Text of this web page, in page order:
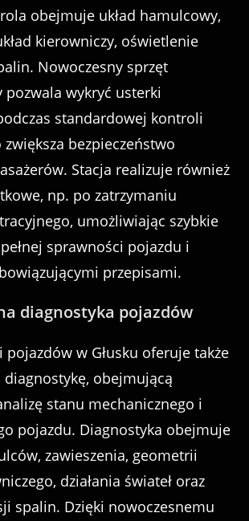
obejmuje układ hamulcowy,
kierowniczy, oświetlenie
Nowoczesny sprzęt
pozwala wykryć usterki
standardowej kontroli
bezpieczeństwo
Stacja realizuje również
np. po zatrzymaniu
umożliwiając szybkie
sprawności pojazdu i
przepisami.
diagnostyka pojazdów
pojazdów w Głusku oferuje także
obejmującą
stanu mechanicznego i
pojazdu. Diagnostyka obejmuje
zawieszenia, geometrii
działania świateł oraz
spalin. Dzięki nowoczesnemu